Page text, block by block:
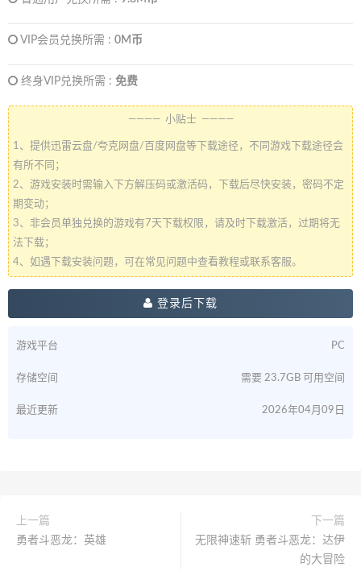
VIP会员兑换所需 : 0M币
终身VIP兑换所需 : 免费
———— 小贴士 ————
1、提供迅雷云盘/夸克网盘/百度网盘等下载途径，不同游戏下载途径会
有所不同；
2、游戏安装时需输入下方解压码或激活码，下载后尽快安装，密码不定
期变动；
3、非会员单独兑换的游戏有7天下载权限，请及时下载激活，过期将无
法下载；
4、如遇下载安装问题，可在常见问题中查看教程或联系客服。
登录后下载
游戏平台 PC
存储空间 需要 23.7GB 可用空间
最近更新 2026年04月09日
上一篇
勇者斗恶龙：英雄
下一篇
无限神速斩 勇者斗恶龙：达伊
的大冒险